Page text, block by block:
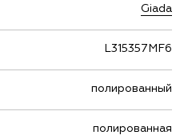
Giada
L315357MF6
полированный
полированная